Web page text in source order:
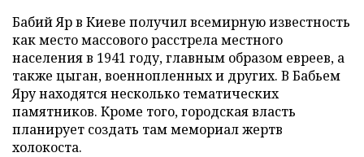
Бабий Яр в Киеве получил всемирную известность
как место массового расстрела местного
населения в 1941 году, главным образом евреев, а
также цыган, военнопленных и других. В Бабьем
Яру находятся несколько тематических
памятников. Кроме того, городская власть
планирует создать там мемориал жертв
холокоста.